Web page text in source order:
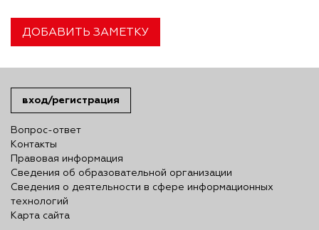
ДОБАВИТЬ ЗАМЕТКУ
вход/регистрация
Вопрос-ответ
Контакты
Правовая информация
Сведения об образовательной организации
Сведения о деятельности в сфере информационных
технологий
Карта сайта